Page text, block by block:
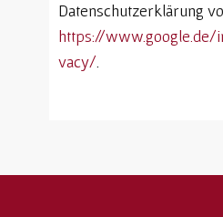
Datenschutzerklärung
https://
vacy/